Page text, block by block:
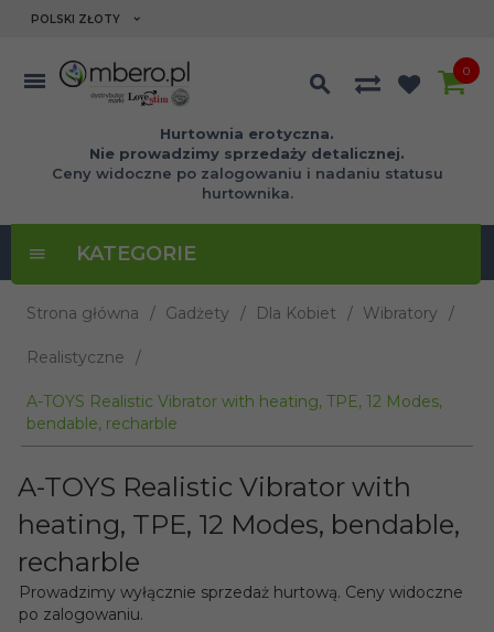
currency_h
POLSKI ZŁOTY
Hurtownia erotyczna.
Nie prowadzimy sprzedaży detalicznej.
Ceny widoczne po zalogowaniu i nadaniu statusu
hurtownika.
0
KATEGORIE
Strona główna Gadżety Dla Kobiet Wibratory
Realistyczne
A-TOYS Realistic Vibrator with heating, TPE, 12 Modes,
bendable, recharble
A-TOYS Realistic Vibrator with
heating, TPE, 12 Modes, bendable,
recharble
Prowadzimy wyłącznie sprzedaż hurtową. Ceny widoczne
po zalogowaniu.